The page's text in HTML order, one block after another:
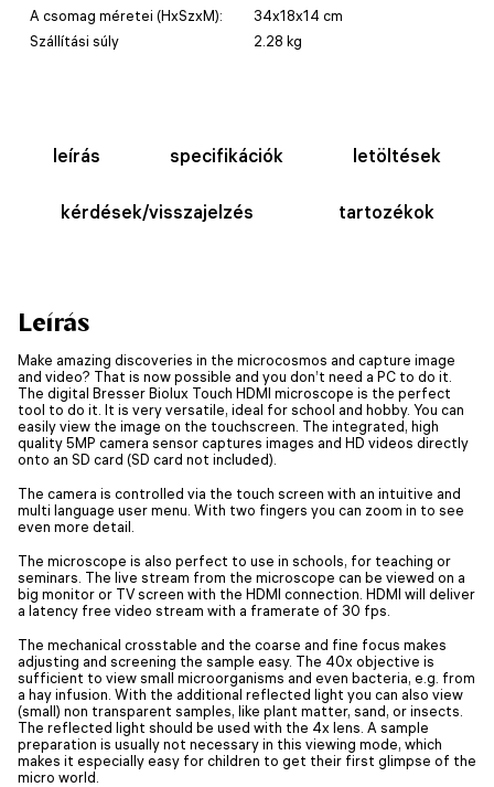
A csomag méretei (HxSzxM):
34x18x14 cm
Szállítási súly
2.28 kg
leírás specifikációk letöltések
kérdések/visszajelzés tartozékok
Leírás
Make amazing discoveries in the microcosmos and capture image
and video? That is now possible and you don’t need a PC to do it.
The digital Bresser Biolux Touch HDMI microscope is the perfect
tool to do it. It is very versatile, ideal for school and hobby. You can
easily view the image on the touchscreen. The integrated, high
quality 5MP camera sensor captures images and HD videos directly
onto an SD card (SD card not included).
The camera is controlled via the touch screen with an intuitive and
multi language user menu. With two fingers you can zoom in to see
even more detail.
The microscope is also perfect to use in schools, for teaching or
seminars. The live stream from the microscope can be viewed on a
big monitor or TV screen with the HDMI connection. HDMI will deliver
a latency free video stream with a framerate of 30 fps.
The mechanical crosstable and the coarse and fine focus makes
adjusting and screening the sample easy. The 40x objective is
sufficient to view small microorganisms and even bacteria, e.g. from
a hay infusion. With the additional reflected light you can also view
(small) non transparent samples, like plant matter, sand, or insects.
The reflected light should be used with the 4x lens. A sample
preparation is usually not necessary in this viewing mode, which
makes it especially easy for children to get their first glimpse of the
micro world.